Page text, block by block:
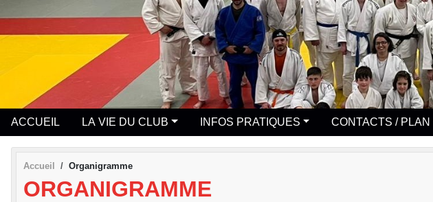
ACCUEIL LA VIE DU CLUB INFOS PRATIQUES CONTACTS / PLAN
Accueil Organigramme
ORGANIGRAMME